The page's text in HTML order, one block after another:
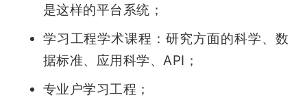
是这样的平台系统；
学习工程学术课程：研究方面的科学、数
据标准、应用科学、API；
专业户学习工程；